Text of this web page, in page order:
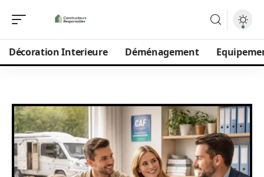
Décoration Interieure Déménagement